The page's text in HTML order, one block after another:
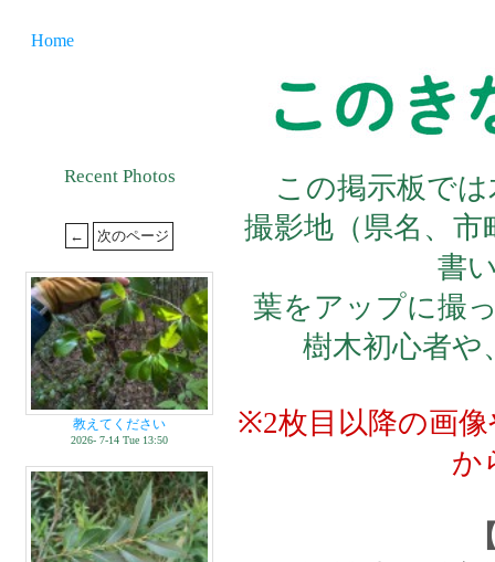
Home
Recent Photos
教えてください
2026- 7-14 Tue 13:50
この掲示板で
撮影地（県名、
書
葉をアップに撮
樹木初心者や
※2枚目以降の画
か